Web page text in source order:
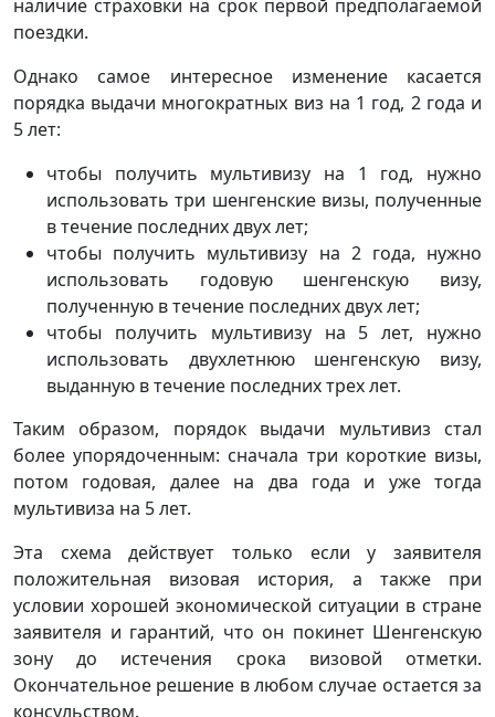
наличие страховки на срок первой предполагаемой
поездки.
Однако самое интересное изменение касается
порядка выдачи многократных виз на 1 год, 2 года и
5 лет:
чтобы получить мультивизу на 1 год, нужно
использовать три шенгенские визы, полученные
в течение последних двух лет;
чтобы получить мультивизу на 2 года, нужно
использовать годовую шенгенскую визу,
полученную в течение последних двух лет;
чтобы получить мультивизу на 5 лет, нужно
использовать двухлетнюю шенгенскую визу,
выданную в течение последних трех лет.
Таким образом, порядок выдачи мультивиз стал
более упорядоченным: сначала три короткие визы,
потом годовая, далее на два года и уже тогда
мультивиза на 5 лет.
Эта схема действует только если у заявителя
положительная визовая история, а также при
условии хорошей экономической ситуации в стране
заявителя и гарантий, что он покинет Шенгенскую
зону до истечения срока визовой отметки.
Окончательное решение в любом случае остается за
консульством.